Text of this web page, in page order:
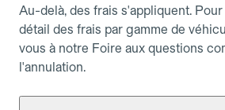
Au-delà, des frais s'appliquent.
détail des frais par gamme de
vous à notre Foire aux questions
l'annulation.